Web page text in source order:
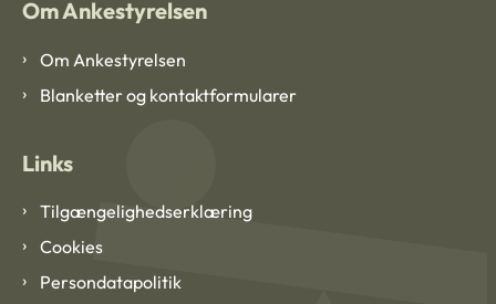
Om Ankestyrelsen
Om Ankestyrelsen
Blanketter og kontaktformularer
Links
Tilgængelighedserklæring
Cookies
Persondatapolitik